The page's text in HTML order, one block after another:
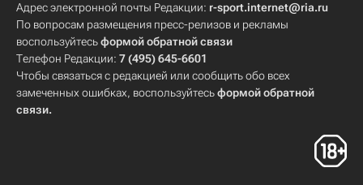
Адрес электронной почты Редакции: r-sport.internet@ria.ru
По вопросам размещения пресс-релизов и рекламы
воспользуйтесьформой обратной связи
Телефон Редакции: 7 (495) 645-6601
Чтобы связаться с редакцией или сообщить обо всех
замеченных ошибках, воспользуйтесьформой обратной
связи.